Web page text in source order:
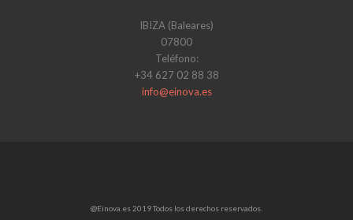
IBIZA (Baleares)
07800
Teléfono:
+34 627 02 88 38
info@einova.es
@Einova.es 2019 Todos los derechos reservados.